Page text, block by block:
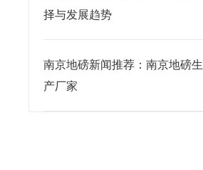
择与发展趋势
南京地磅新闻推荐：南京地磅生
产厂家